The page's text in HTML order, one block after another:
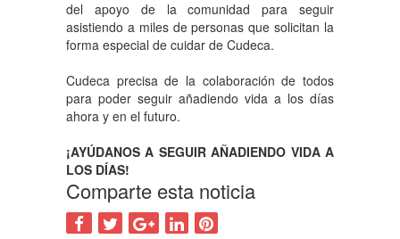
del apoyo de la comunidad para seguir
asistiendo a miles de personas que solicitan la
forma especial de cuidar de Cudeca.
Cudeca precisa de la colaboración de todos
para poder seguir añadiendo vida a los días
ahora y en el futuro.
¡AYÚDANOS A SEGUIR AÑADIENDO VIDA A
LOS DÍAS!
Comparte esta noticia